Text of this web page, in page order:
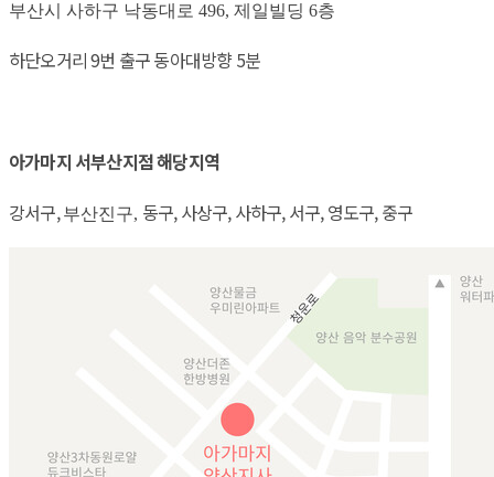
부산시 사하구 낙동대로 496, 제일빌딩 6층
하단오거리 9번 출구 동아대방향 5분
아가마지 서부산지점 해당지역
강서구,부산진구, 동구, 사상구, 사하구, 서구, 영도구, 중구